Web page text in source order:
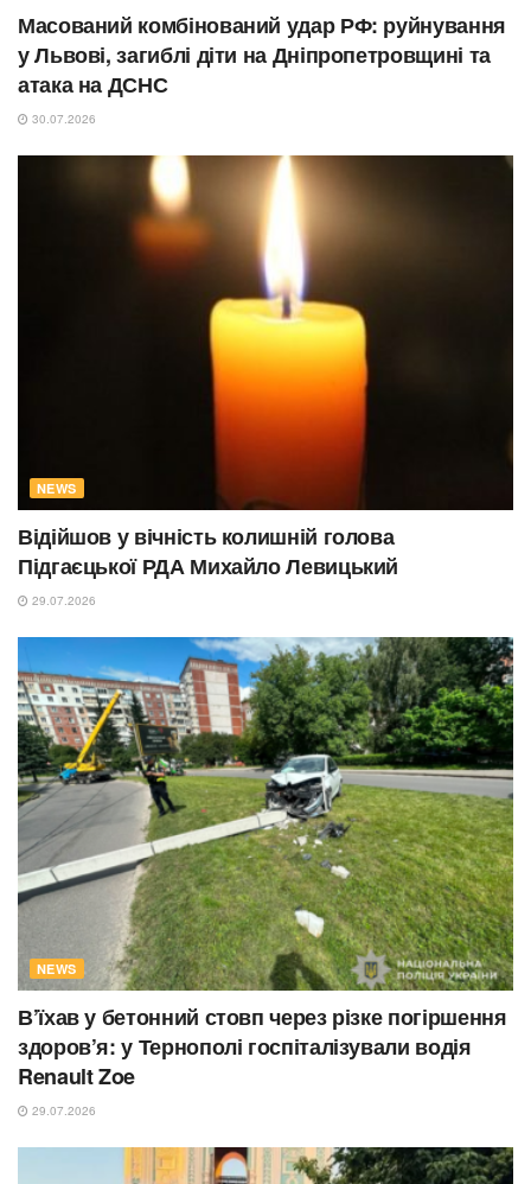
Масований комбінований удар РФ: руйнування
у Львові, загиблі діти на Дніпропетровщині та
атака на ДСНС
30.07.2026
NEWS
Відійшов у вічність колишній голова
Підгаєцької РДА Михайло Левицький
29.07.2026
NEWS
В’їхав у бетонний стовп через різке погіршення
здоров’я: у Тернополі госпіталізували водія
Renault Zoe
29.07.2026